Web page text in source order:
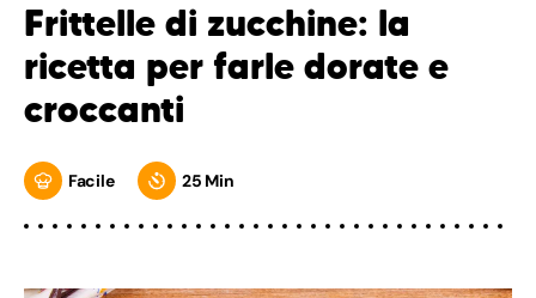
Frittelle di zucchine: la
ricetta per farle dorate e
croccanti
Facile 25 Min